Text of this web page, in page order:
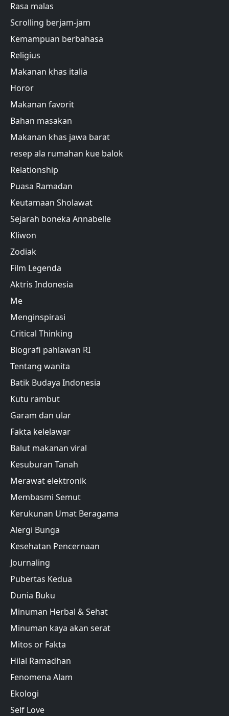
Rasa malas
Scrolling berjam-jam
Kemampuan berbahasa
Religius
Makanan khas italia
Horor
Makanan favorit
Bahan masakan
Makanan khas jawa barat
resep ala rumahan kue balok
Relationship
Puasa Ramadan
Keutamaan Sholawat
Sejarah boneka Annabelle
Kliwon
Zodiak
Film Legenda
Aktris Indonesia
Me
Menginspirasi
Critical Thinking
Biografi pahlawan RI
Tentang wanita
Batik Budaya Indonesia
Kutu rambut
Garam dan ular
Fakta kelelawar
Balut makanan viral
Kesuburan Tanah
Merawat elektronik
Membasmi Semut
Kerukunan Umat Beragama
Alergi Bunga
Kesehatan Pencernaan
Journaling
Pubertas Kedua
Dunia Buku
Minuman Herbal & Sehat
Minuman kaya akan serat
Mitos or Fakta
Hilal Ramadhan
Fenomena Alam
Ekologi
Self Love